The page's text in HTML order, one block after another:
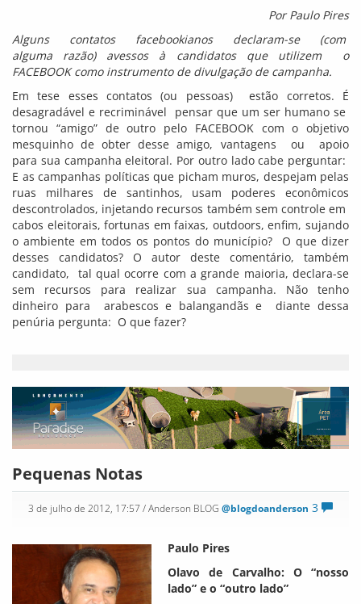
Por Paulo Pires
Alguns contatos facebookianos declaram-se (com
alguma razão) avessos à candidatos que utilizem o
FACEBOOK como instrumento de divulgação de campanha.
Em tese esses contatos (ou pessoas) estão corretos. É
desagradável e recriminável pensar que um ser humano se
tornou “amigo” de outro pelo FACEBOOK com o objetivo
mesquinho de obter desse amigo, vantagens ou apoio
para sua campanha eleitoral. Por outro lado cabe perguntar:
E as campanhas políticas que picham muros, despejam pelas
ruas milhares de santinhos, usam poderes econômicos
descontrolados, injetando recursos também sem controle em
cabos eleitorais, fortunas em faixas, outdoors, enfim, sujando
o ambiente em todos os pontos do município? O que dizer
desses candidatos? O autor deste comentário, também
candidato, tal qual ocorre com a grande maioria, declara-se
sem recursos para realizar sua campanha. Não tenho
dinheiro para arabescos e balangandãs e diante dessa
penúria pergunta: O que fazer?
Pequenas Notas
3
3 de julho de 2012, 17:57 / Anderson BLOG @blogdoanderson
Paulo Pires
Olavo de Carvalho: O “nosso
lado” e o “outro lado”